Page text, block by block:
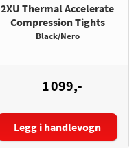
2XU Thermal Accelerate
Compression Tights
Black/Nero
1 099,-
Størrelse:
Legg i handlevogn